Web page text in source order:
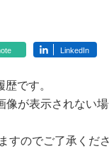
LinkedIn
です。
が表示されない
のでご了承くださ